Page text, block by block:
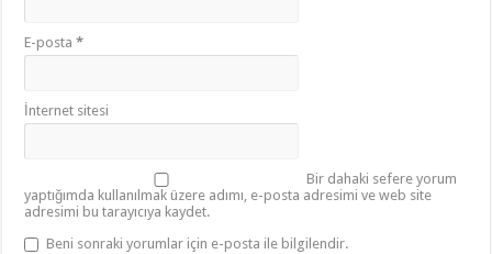
E-posta*
İnternet sitesi
Bir dahaki sefere yorum
yaptığımda kullanılmak üzere adımı, e-posta adresimi ve web site
adresimi bu tarayıcıya kaydet.
Beni sonraki yorumlar için e-posta ile bilgilendir.